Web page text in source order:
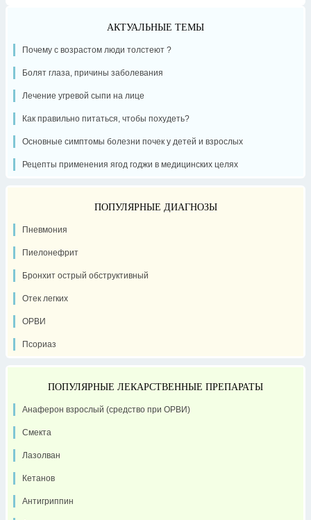
АКТУАЛЬНЫЕ ТЕМЫ
Почему с возрастом люди толстеют ?
Болят глаза, причины заболевания
Лечение угревой сыпи на лице
Как правильно питаться, чтобы похудеть?
Основные симптомы болезни почек у детей и взрослых
Рецепты применения ягод годжи в медицинских целях
ПОПУЛЯРНЫЕ ДИАГНОЗЫ
Пневмония
Пиелонефрит
Бронхит острый обструктивный
Отек легких
ОРВИ
Псориаз
ПОПУЛЯРНЫЕ ЛЕКАРСТВЕННЫЕ ПРЕПАРАТЫ
Анаферон взрослый (средство при ОРВИ)
Смекта
Лазолван
Кетанов
Антигриппин